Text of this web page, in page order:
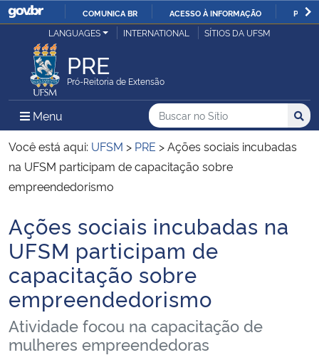
IR
COMUNICA BR ACESSO À INFORMAÇÃO
Ministério da Justiça e Segurança Pública
Ministério da Defesa
Ministério das Relações Exteriores
Ministério da Economia
Ministério da Infraestrutura
Ministério da Agricultura, Pecuária e Abastecimento
Ministério da Educação
Ministério da Cidadania
LANGUAGES INTERNATIONAL SÍTIOS DA UFSM
PRE
Pró-Reitoria de Extensão
Menu Menu Principal do Sítio
Busca
Buscar no no Sítio
Busca:
Você está aqui: UFSM > PRE >Ações sociais incubadas
na UFSM participam de capacitação sobre
empreendedorismo
Início do conteúdo
Ações sociais incubadas na
UFSM participam de
capacitação sobre
empreendedorismo
Atividade focou na capacitação de
mulheres empreendedoras